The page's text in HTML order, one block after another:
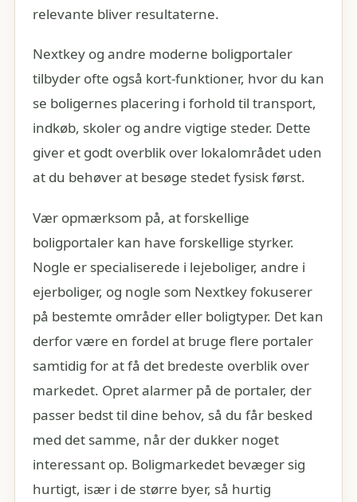
relevante bliver resultaterne.
Nextkey og andre moderne boligportaler
tilbyder ofte også kort-funktioner, hvor du kan
se boligernes placering i forhold til transport,
indkøb, skoler og andre vigtige steder. Dette
giver et godt overblik over lokalområdet uden
at du behøver at besøge stedet fysisk først.
Vær opmærksom på, at forskellige
boligportaler kan have forskellige styrker.
Nogle er specialiserede i lejeboliger, andre i
ejerboliger, og nogle som Nextkey fokuserer
på bestemte områder eller boligtyper. Det kan
derfor være en fordel at bruge flere portaler
samtidig for at få det bredeste overblik over
markedet. Opret alarmer på de portaler, der
passer bedst til dine behov, så du får besked
med det samme, når der dukker noget
interessant op. Boligmarkedet bevæger sig
hurtigt, især i de større byer, så hurtig